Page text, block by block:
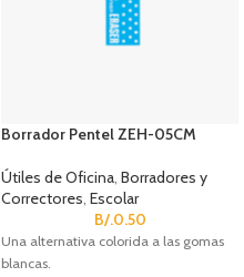
Borrador Pentel ZEH-05CM
Útiles de Oficina, Borradores y
Correctores, Escolar
B/.0.50
Una alternativa colorida a las gomas
blancas.